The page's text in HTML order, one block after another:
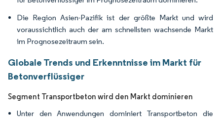
Die Region Asien-Pazifik ist der größte Markt und wird
voraussichtlich auch der am schnellsten wachsende Markt
im Prognosezeitraum sein.
Globale Trends und Erkenntnisse im Markt für
Betonverflüssiger
Segment Transportbeton wird den Markt dominieren
Unter den Anwendungen dominiert Transportbeton die